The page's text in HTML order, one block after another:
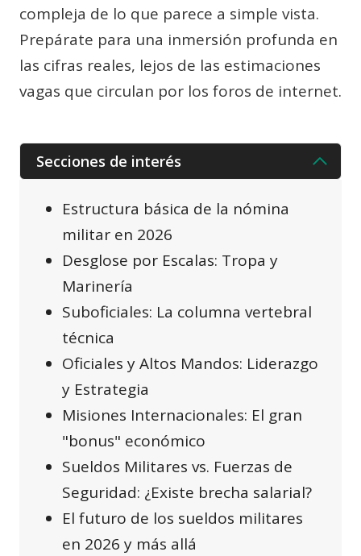
compleja de lo que parece a simple vista.
Prepárate para una inmersión profunda en
las cifras reales, lejos de las estimaciones
vagas que circulan por los foros de internet.
Secciones de interés
Estructura básica de la nómina
militar en 2026
Desglose por Escalas: Tropa y
Marinería
Suboficiales: La columna vertebral
técnica
Oficiales y Altos Mandos: Liderazgo
y Estrategia
Misiones Internacionales: El gran
"bonus" económico
Sueldos Militares vs. Fuerzas de
Seguridad: ¿Existe brecha salarial?
El futuro de los sueldos militares
en 2026 y más allá